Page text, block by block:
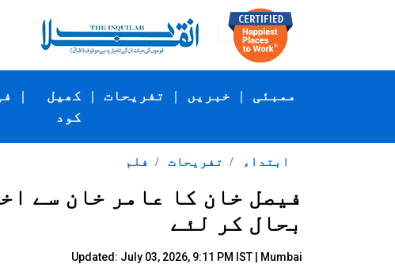
|
کھیل
کود
| تفریحات | خبریں | ممبئی
فلم تفریحات ابتداء
فیصل خان کا عامر خان سے
بحال کر لئے
Updated: July 03, 2026, 9:11 PM IST | Mumbai